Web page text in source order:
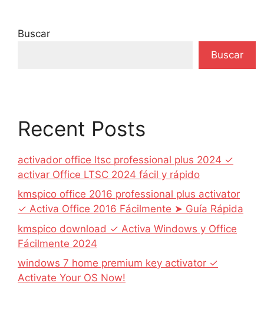
Buscar
Buscar
Recent Posts
activador office ltsc professional plus 2024 ✓
activar Office LTSC 2024 fácil y rápido
kmspico office 2016 professional plus activator
✓ Activa Office 2016 Fácilmente ➤ Guía Rápida
kmspico download ✓ Activa Windows y Office
Fácilmente 2024
windows 7 home premium key activator ✓
Activate Your OS Now!